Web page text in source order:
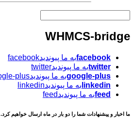
WHMCS-bridge
facebookبه ما پیوندیدfacebook
twitterبه ما پیوندیدtwitter
google-plusبه ما پیوندیدgoogle-plus
linkedin به ما پیوندیدlinkedin
feedبه ما پیوندیدfeed
ما اخبار و پیشنهادات شما را دو بار در ماه ارسال خواهیم کرد.